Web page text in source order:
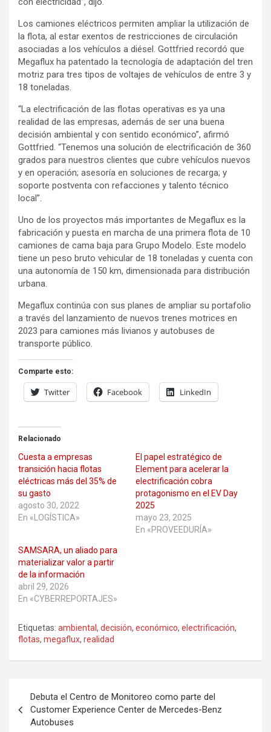
Los camiones eléctricos permiten ampliar la utilización de
la flota, al estar exentos de restricciones de circulación
asociadas a los vehículos a diésel. Gottfried recordó que
Megaflux ha patentado la tecnología de adaptación del tren
motriz para tres tipos de voltajes de vehículos de entre 3 y
18 toneladas.
“La electrificación de las flotas operativas es ya una
realidad de las empresas, además de ser una buena
decisión ambiental y con sentido económico”, afirmó
Gottfried. “Tenemos una solución de electrificación de 360
grados para nuestros clientes que cubre vehículos nuevos
y en operación; asesoría en soluciones de recarga; y
soporte postventa con refacciones y talento técnico
local”.
Uno de los proyectos más importantes de Megaflux es la
fabricación y puesta en marcha de una primera flota de 10
camiones de cama baja para Grupo Modelo. Este modelo
tiene un peso bruto vehicular de 18 toneladas y cuenta con
una autonomía de 150 km, dimensionada para distribución
urbana.
Megaflux continúa con sus planes de ampliar su portafolio
a través del lanzamiento de nuevos trenes motrices en
2023 para camiones más livianos y autobuses de
transporte público.
Comparte esto:
Twitter Facebook LinkedIn
Relacionado
Cuesta a empresas
transición hacia flotas
eléctricas más del 35% de
su gasto
agosto 30, 2022
En «LOGÍSTICA»
El papel estratégico de
Element para acelerar la
electrificación cobra
protagonismo en el EV Day
2025
mayo 23, 2025
En «PROVEEDURÍA»
SAMSARA, un aliado para
materializar valor a partir
de la información
abril 29, 2026
En «CYBERREPORTAJES»
Etiquetas: ambiental , decisión, económico, electrificación,
flotas, megaflux, realidad
de
entradas
Debuta el Centro de Monitoreo como parte del
Customer Experience Center de Mercedes-Benz
Autobuses